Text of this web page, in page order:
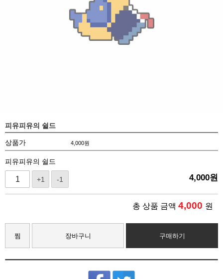
피유피유의 쉴드
상품가 4,000원
피유피유의 쉴드
+1 -1 4,000원
총 상품 금액 4,000 원
찜 장바구니 구매하기